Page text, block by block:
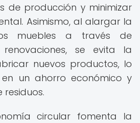
de producción y minimizar
Asimismo, al alargar la
muebles a través de
se evita la
nuevos productos, lo
un ahorro económico y
circular fomenta la